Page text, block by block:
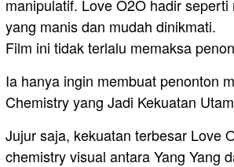
manipulatif. Love O2O hadir seperti
yang manis dan mudah dinikmati.
Film ini tidak terlalu memaksa
Ia hanya ingin membuat penonton
Chemistry yang Jadi Kekuatan
Jujur saja, kekuatan terbesar Love
chemistry visual antara Yang Yang